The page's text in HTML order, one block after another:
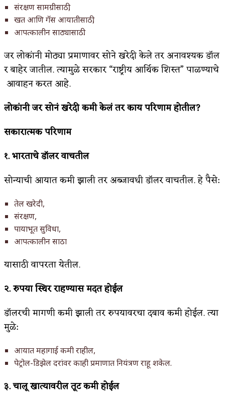
संरक्षण सामग्रीसाठी,
खत आणि गॅस आयातीसाठी,
आपत्कालीन साठ्यासाठी.
जर लोकांनी मोठ्या प्रमाणावर सोने खरेदी केले तर अनावश्यक डॉल
र बाहेर जातील. त्यामुळे सरकार “राष्ट्रीय आर्थिक शिस्त” पाळण्याचे
आवाहन करत आहे.
लोकांनीजरसोनंखरेदीकमीकेलंतरकायपरिणामहोतील?
सकारात्मकपरिणाम
१.भारताचेडॉलरवाचतील
सोन्याची आयात कमी झाली तर अब्जावधी डॉलर वाचतील. हे पैसे:
तेल खरेदी,
संरक्षण,
पायाभूत सुविधा,
आपत्कालीन साठा
यासाठी वापरता येतील.
२.रुपयास्थिरराहण्यासमदतहोईल
डॉलरची मागणी कमी झाली तर रुपयावरचा दबाव कमी होईल. त्या
मुळे:
आयात महागाई कमी राहील,
पेट्रोल-डिझेल दरांवर काही प्रमाणात नियंत्रण राहू शकेल.
३.चालूखात्यावरीलतूटकमीहोईल